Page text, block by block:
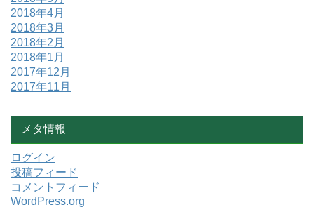
2018年4月
2018年3月
2018年2月
2018年1月
2017年12月
2017年11月
メタ情報
ログイン
投稿フィード
コメントフィード
WordPress.org